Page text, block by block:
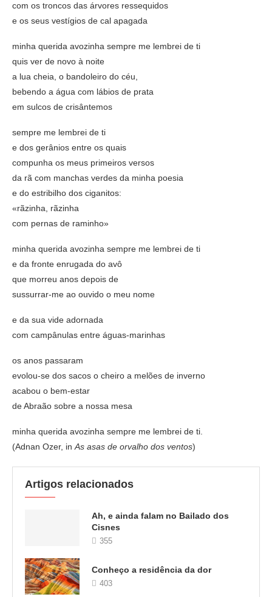
com os troncos das árvores ressequidos
e os seus vestígios de cal apagada
minha querida avozinha sempre me lembrei de ti
quis ver de novo à noite
a lua cheia, o bandoleiro do céu,
bebendo a água com lábios de prata
em sulcos de crisântemos
sempre me lembrei de ti
e dos gerânios entre os quais
compunha os meus primeiros versos
da rã com manchas verdes da minha poesia
e do estribilho dos ciganitos:
«rãzinha, rãzinha
com pernas de raminho»
minha querida avozinha sempre me lembrei de ti
e da fronte enrugada do avô
que morreu anos depois de
sussurrar-me ao ouvido o meu nome
e da sua vide adornada
com campânulas entre águas-marinhas
os anos passaram
evolou-se dos sacos o cheiro a melões de inverno
acabou o bem-estar
de Abraão sobre a nossa mesa
minha querida avozinha sempre me lembrei de ti.
(Adnan Ozer, in As asas de orvalho dos ventos)
Artigos relacionados
Ah, e ainda falam no Bailado dos
Cisnes
355
Conheço a residência da dor
403